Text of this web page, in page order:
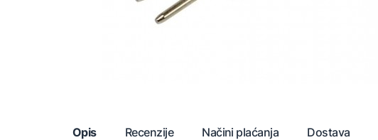
Opis Recenzije Načini plaćanja Dostava